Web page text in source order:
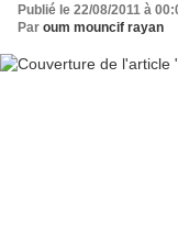
Publié le 22/08/2011 à
Par oum mouncif rayan